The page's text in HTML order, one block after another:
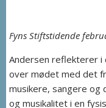
Fyns Stiftstidende
Andersen reflekterer i
over mødet med det
musikere, sangere og
og musikalitet i en